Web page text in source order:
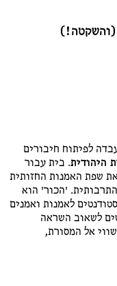
(והשקטה!)
לפיתוח חיבורים
היהודית. בית עבור
שפת האמנות החזותית
'הכור' הוא
לאמנות ואמנים
לשאוב השראה
אל המסורת,